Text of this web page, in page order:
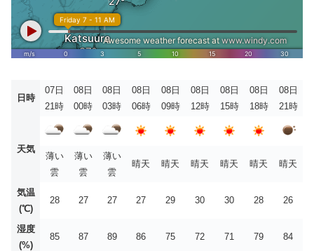
日時
07日
21時
08日
00時
08日
03時
08日
06時
08日
09時
08日
12時
08日
15時
08日
18時
08日
21時
天気
薄い
雲
薄い
雲
薄い
雲
晴天 晴天 晴天 晴天 晴天 晴天
気温
(℃)
28 27 27 27 29 30 30 28 26
湿度
(%)
85 87 89 86 75 72 71 79 84